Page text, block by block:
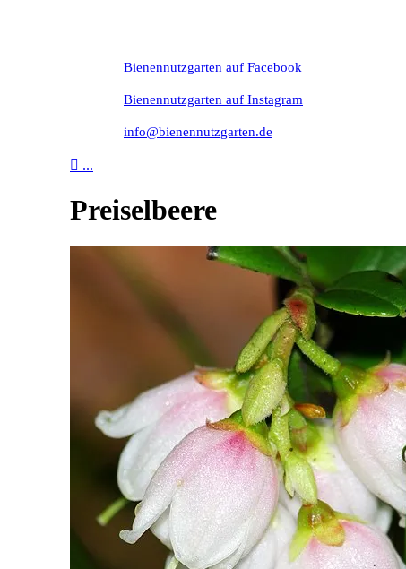
Bienennutzgarten auf Facebook
Bienennutzgarten auf Instagram
info@bienennutzgarten.de
 ...
Preiselbeere